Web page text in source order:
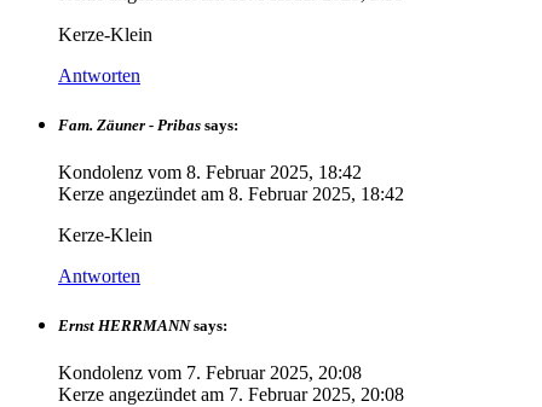
Kerze-Klein
Antworten
Fam. Zäuner - Pribas says:
Kondolenz vom 8. Februar 2025, 18:42
Kerze angezündet am 8. Februar 2025, 18:42
Kerze-Klein
Antworten
Ernst HERRMANN says:
Kondolenz vom 7. Februar 2025, 20:08
Kerze angezündet am 7. Februar 2025, 20:08